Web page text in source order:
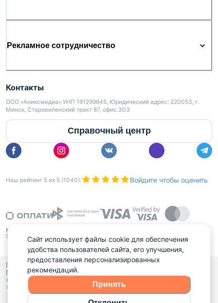
Рекламное сотрудничество
Контакты
ООО «Аниксмедиа» УНП 191299645, Юридический адрес: 220053, г.
Минск, Старовиленский тракт 87, офис 303
Справочный центр
Наш рейтинг 5 из 5 (1040): Войдите чтобы оценить
Политика конфиденциальности,
Политика обработки файлов куки
© 2015 - 2026, Domovita.by. Копирование материалов допускается
только при наличии активной ссылки.
Сайт использует файлы cookie для обеспечения
удобства пользователей сайта, его улучшения,
предоставления персонализированных
рекомендаций.
Принять